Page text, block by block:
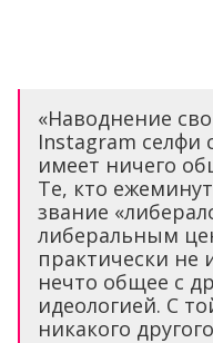
«Наводнение
Instagram селфи
имеет ничего
Те, кто
звание
либеральным
практически не
нечто общее с
идеологией. С
никакого